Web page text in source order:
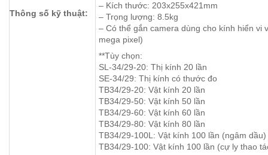
Thông số kỹ thuật:
– Kích thước: 203x255x421mm
– Trọng lượng: 8.5kg
– Có thể gắn camera dùng cho kính hiển vi
mega pixel)
**Tùy chọn:
SL-34/29-20: Thị kính 20 lần
SE-34/29: Thị kính có thước đo
TB34/29-20: Vật kính 20 lần
TB34/29-50: Vật kính 50 lần
TB34/29-60: Vật kính 60 lần
TB34/29-80: Vật kính 80 lần
TB34/29-100L: Vật kính 100 lần (ngâm dầu)
TB34/29-100: Vật kính 100 lần (cự ly thao